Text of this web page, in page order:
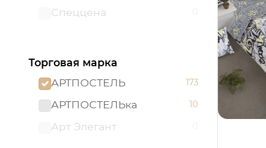
Спеццена 0
Торговая марка
АРТПОСТЕЛЬ
173
АРТПОСТЕЛЬка 10
Арт Элегант 0